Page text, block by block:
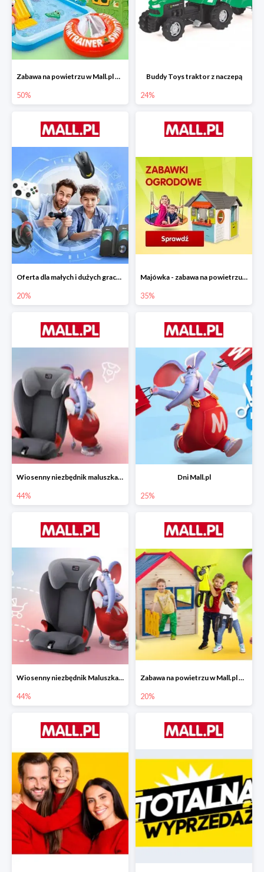
Zabawa na powietrzu w Mall.pl do -50%
50%
Buddy Toys traktor z naczepą
24%
Oferta dla małych i dużych graczy w Mall.pl do -20%
20%
Majówka - zabawa na powietrzu do -35%
35%
Wiosenny niezbędnik maluszka do -44% taniej
44%
Dni Mall.pl
25%
Wiosenny niezbędnik Maluszka w Mall.pl do -44%
44%
Zabawa na powietrzu w Mall.pl do -20%
20%